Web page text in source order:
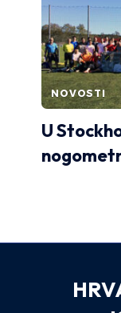
NOVOSTI
U